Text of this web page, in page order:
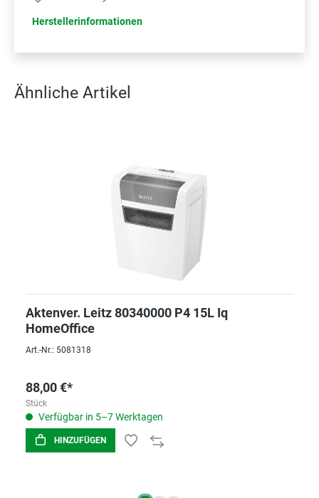
Herstellerinformationen
Ähnliche Artikel
Aktenver. Leitz 80340000 P4 15L Iq
HomeOffice
Art.-Nr.: 5081318
88,00 €*
Stück
Verfügbar in 5–7 Werktagen
HINZUFÜGEN